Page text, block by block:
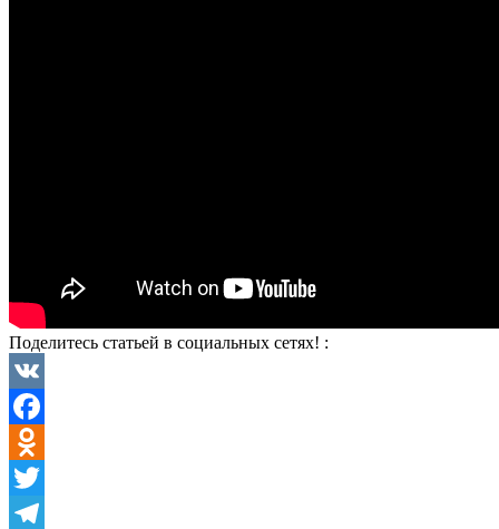
Поделитесь статьей в социальных сетях! :
VK
Facebook
Odnoklassniki
Twitter